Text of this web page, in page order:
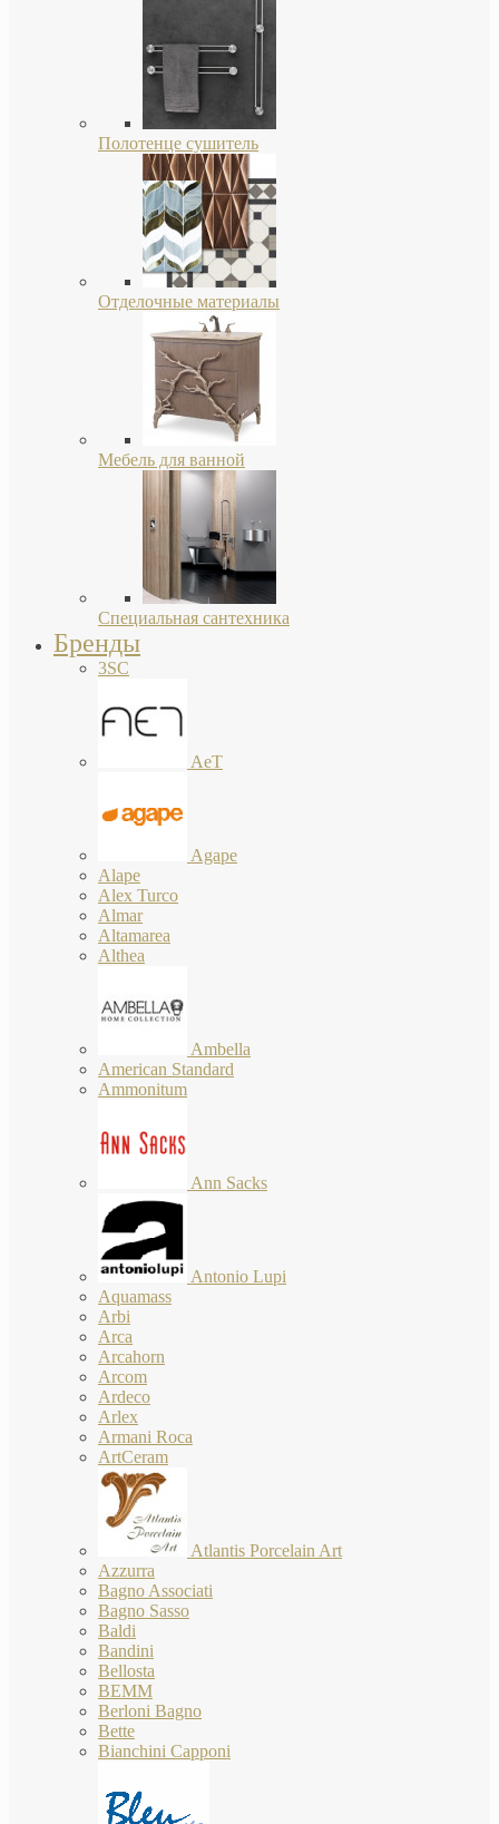
Полотенце сушитель
Отделочные материалы
Мебель для ванной
Специальная сантехника
Бренды
3SC
AeT
Agape
Alape
Alex Turco
Almar
Altamarea
Althea
Ambella
American Standard
Ammonitum
Ann Sacks
Antonio Lupi
Aquamass
Arbi
Arca
Arcahorn
Arcom
Ardeco
Arlex
Armani Roca
ArtCeram
Atlantis Porcelain Art
Azzurra
Bagno Associati
Bagno Sasso
Baldi
Bandini
Bellosta
BEMM
Berloni Bagno
Bette
Bianchini Capponi